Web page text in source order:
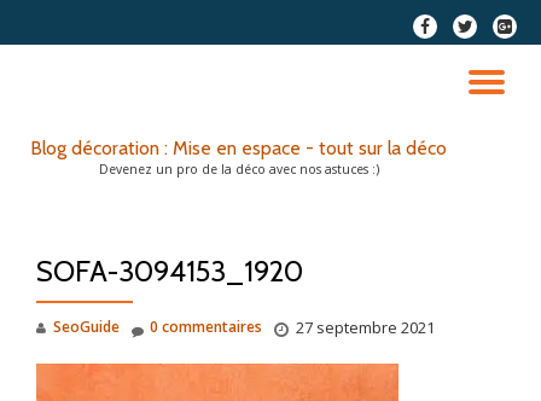
fa-
facebook
fa-
twitter
fa-
plus-
Blog décoration : Mise en espace - tout sur la déco
Devenez un pro de la déco avec nos astuces :)
SOFA-3094153_1920
SeoGuide 27 septembre 2021
0 commentaires